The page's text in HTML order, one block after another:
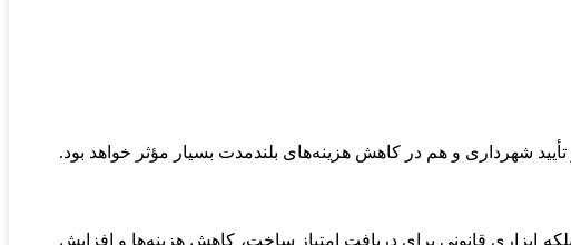
تأیید شهرداری و هم در کاهش هزینه‌های بلندمدت بسیار مؤثر خواهد بود.
ابزاری قانونی برای دریافت امتیاز ساخت، کاهش هزینه‌ها و افزایش